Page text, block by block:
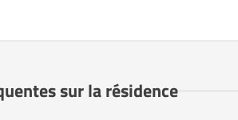
sur la résidence